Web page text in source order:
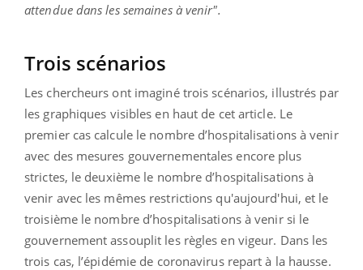
attendue dans les semaines à venir".
Trois scénarios
Les chercheurs ont imaginé trois scénarios, illustrés par
les graphiques visibles en haut de cet article. Le
premier cas calcule le nombre d’hospitalisations à venir
avec des mesures gouvernementales encore plus
strictes, le deuxième le nombre d’hospitalisations à
venir avec les mêmes restrictions qu'aujourd'hui, et le
troisième le nombre d’hospitalisations à venir si le
gouvernement assouplit les règles en vigeur. Dans les
trois cas, l’épidémie de coronavirus repart à la hausse.